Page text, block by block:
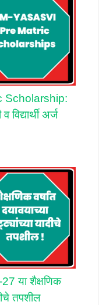
Scholarship:
अर्ज
या शैक्षणिक
तपशील